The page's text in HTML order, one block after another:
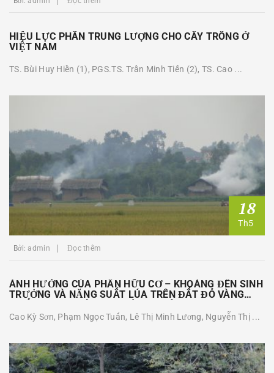
HIỆU LỰC PHÂN TRUNG LƯỢNG CHO CÂY TRỒNG Ở
VIỆT NAM
TS. Bùi Huy Hiền (1), PGS.TS. Trần Minh Tiến (2), TS. Cao ...
18
Th5
Bởi:admin Đọc thêm
ẢNH HƯỞNG CỦA PHÂN HỮU CƠ – KHOÁNG ĐẾN SINH
TRƯỞNG VÀ NĂNG SUẤT LÚA TRÊN ĐẤT ĐỎ VÀNG
Cao Kỳ Sơn, Phạm Ngọc Tuấn, Lê Thị Minh Lương, Nguyễn Thị ...